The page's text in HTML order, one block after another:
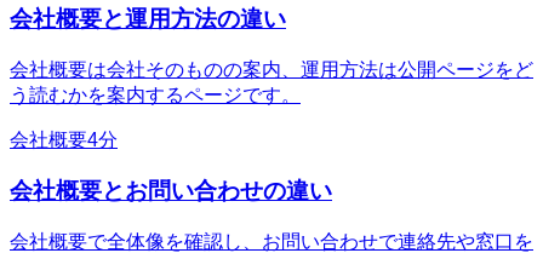
会社概要と運用方法の違い
会社概要は会社そのものの案内、運用方法は公開ページをど
う読むかを案内するページです。
会社概要4分
会社概要とお問い合わせの違い
会社概要で全体像を確認し、お問い合わせで連絡先や窓口を